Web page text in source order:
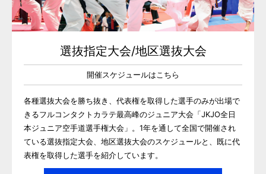
選抜指定大会/地区選抜大会
開催スケジュールはこちら
各種選抜大会を勝ち抜き、代表権を取得した選手のみが出場で
きるフルコンタクトカラテ最高峰のジュニア大会「JKJO全日
本ジュニア空手道選手権大会」。1年を通して全国で開催され
ている選抜指定大会、地区選抜大会のスケジュールと、既に代
表権を取得した選手を紹介しています。